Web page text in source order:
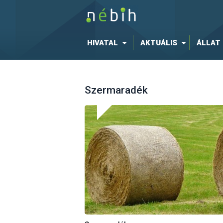
HIVATAL AKTUÁLIS ÁLLAT
Szermaradék